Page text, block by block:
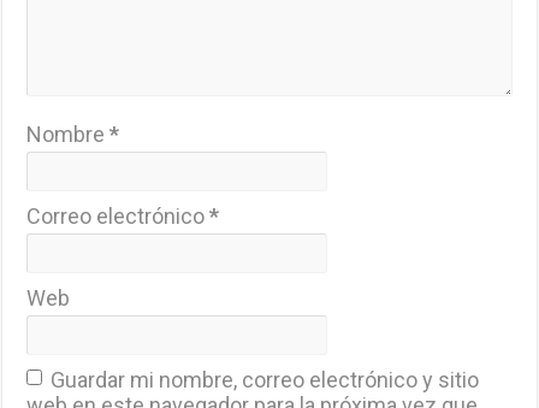
Nombre*
Correo electrónico*
Web
Guardar mi nombre, correo electrónico y sitio